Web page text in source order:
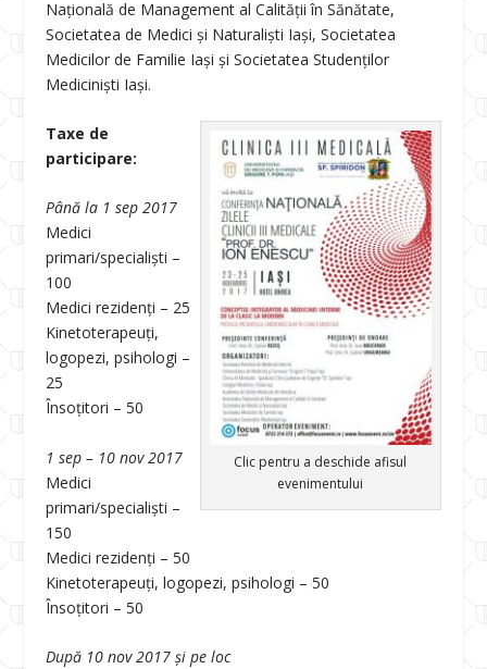
Națională de Management al Calității în Sănătate,
Societatea de Medici și Naturaliști Iași, Societatea
Medicilor de Familie Iași și Societatea Studenţilor
Mediciniști Iaşi.
Clic pentru a deschide afisul
evenimentului
Taxe de
participare:
Până la 1 sep 2017
Medici
primari/specialiști –
100
Medici rezidenți – 25
Kinetoterapeuți,
logopezi, psihologi –
25
Însoțitori – 50
1 sep – 10 nov 2017
Medici
primari/specialiști –
150
Medici rezidenți – 50
Kinetoterapeuți, logopezi, psihologi – 50
Însoțitori – 50
După 10 nov 2017 și pe loc